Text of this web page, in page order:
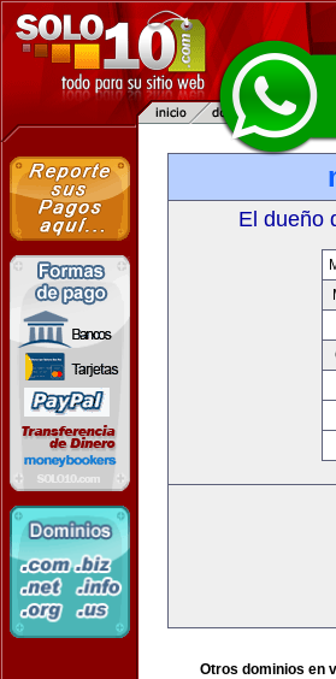
El dueño
Otros dominios en